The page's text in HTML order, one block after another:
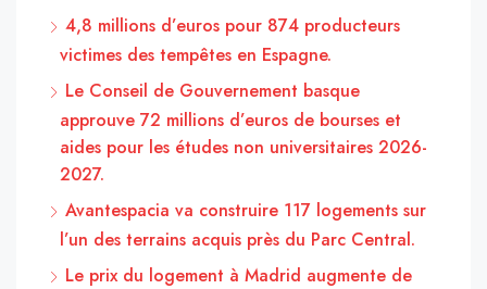
4,8 millions d’euros pour 874 producteurs
victimes des tempêtes en Espagne.
Le Conseil de Gouvernement basque
approuve 72 millions d’euros de bourses et
aides pour les études non universitaires 2026-
2027.
Avantespacia va construire 117 logements sur
l’un des terrains acquis près du Parc Central.
Le prix du logement à Madrid augmente de